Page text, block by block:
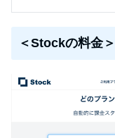
＜Stockの料金＞